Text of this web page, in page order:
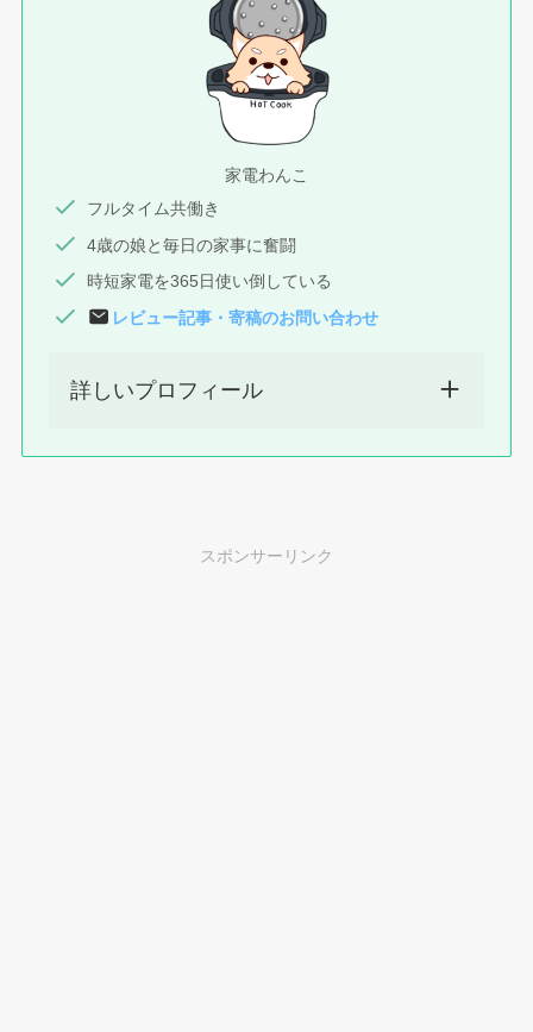
家電わんこ
フルタイム共働き
4歳の娘と毎日の家事に奮闘
時短家電を365日使い倒している
レビュー記事 ・寄稿のお問い合わせ
詳しいプロフィール
スポンサーリンク